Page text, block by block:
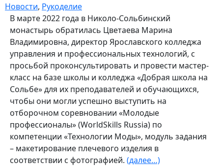
Новости, Рукоделие
В марте 2022 года в Николо-Сольбинский
монастырь обратилась Цветаева Марина
Владимировна, директор Ярославского колледжа
управления и профессиональных технологий, с
просьбой проконсультировать и провести мастер-
класс на базе школы и колледжа «Добрая школа на
Сольбе» для их преподавателей и обучающихся,
чтобы они могли успешно выступить на
отборочном соревновании «Молодые
профессионалы» (WorldSkills Russia) по
компетенции «Технологии Моды», модуль задания
– макетирование плечевого изделия в
соответствии с фотографией. (далее…)